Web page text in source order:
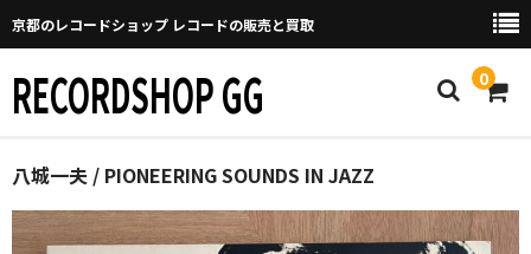
京都のレコードショップ レコードの販売と買取
RECORDSHOP GG 0
Home
マイページ
八城一夫 / PIONEERING SOUNDS IN JAZZ